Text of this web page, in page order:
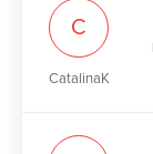
C
CatalinaK